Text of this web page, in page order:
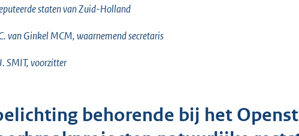
staten van Zuid-Holland
van Ginkel MCM, waarnemend secretaris
SMIT, voorzitter
behorende bij het